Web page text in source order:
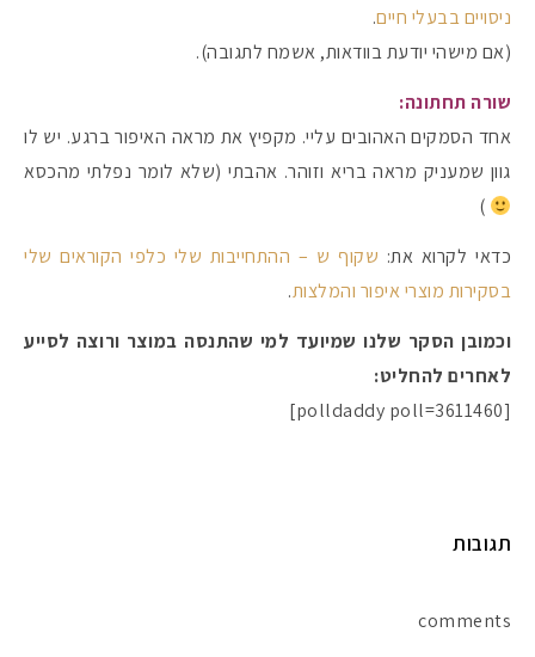
ניסויים בבעלי חיים.
(אם מישהי יודעת בוודאות, אשמח לתגובה).
שורה תחתונה:
אחד הסמקים האהובים עליי. מקפיץ את מראה האיפור ברגע. יש לו
גוון שמעניק מראה בריא וזוהר. אהבתי (שלא לומר נפלתי מהכסא
)
כדאי לקרוא את: שקוף ש – ההתחייבות שלי כלפי הקוראים שלי
בסקירות מוצרי איפור והמלצות.
וכמובן הסקר שלנו שמיועד למי שהתנסה במוצר ורוצה לסייע
לאחרים להחליט:
[polldaddy poll=3611460]
תגובות
comments